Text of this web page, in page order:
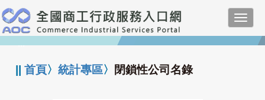
跳
到
主
要
:::
||首頁〉統計專區〉 閉鎖性公司名錄